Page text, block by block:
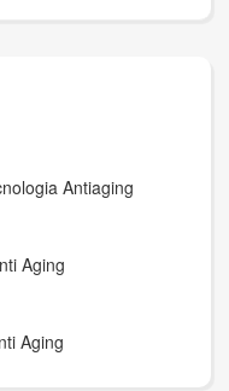
Antiaging
Aging
Aging